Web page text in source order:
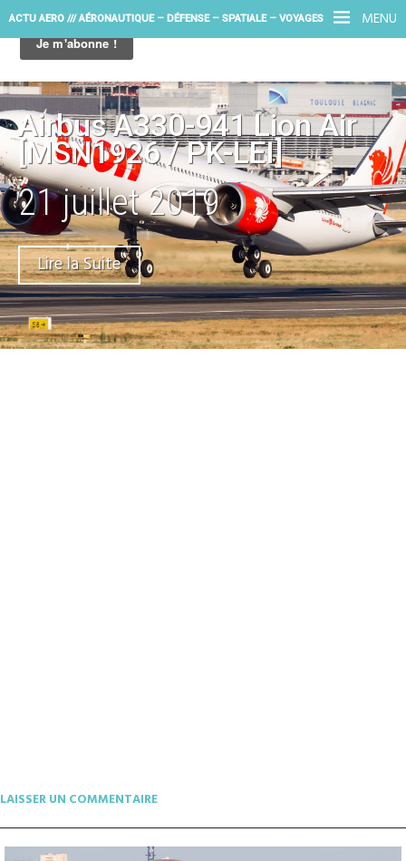
MENU
ACTU AERO /// AÉRONAUTIQUE – DÉFENSE – SPATIALE – VOYAGES
Airbus A330-941 Lion Air
[MSN1926 / PK-LEI]
21 juillet 2019
Lire la Suite
LAISSER UN COMMENTAIRE